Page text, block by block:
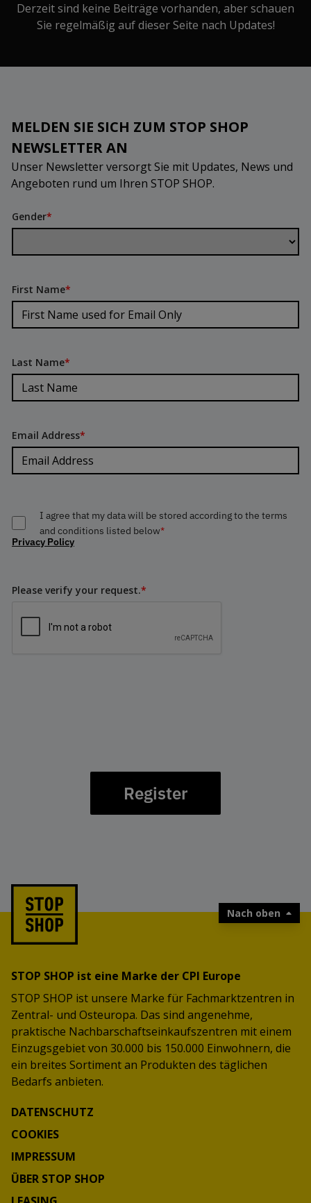
Derzeit sind keine Beiträge vorhanden, aber schauen
Sie regelmäßig auf dieser Seite nach Updates!
MELDEN SIE SICH ZUM STOP SHOP
NEWSLETTER AN
Unser Newsletter versorgt Sie mit Updates, News und
Angeboten rund um Ihren STOP SHOP.
Gender*
First Name*
Last Name*
Email Address*
I agree that my data will be stored according to the terms
and conditions listed below*
Privacy Policy
Please verify your request.*
Register
Nach oben
STOP SHOP ist eine Marke der CPI Europe
STOP SHOP ist unsere Marke für Fachmarktzentren in
Zentral- und Osteuropa. Das sind angenehme,
praktische Nachbarschaftseinkaufszentren mit einem
Einzugsgebiet von 30.000 bis 150.000 Einwohnern, die
ein breites Sortiment an Produkten des täglichen
Bedarfs anbieten.
DATENSCHUTZ
COOKIES
IMPRESSUM
ÜBER STOP SHOP